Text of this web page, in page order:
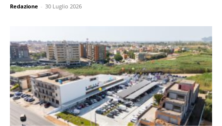
Redazione - 30 Luglio 2026